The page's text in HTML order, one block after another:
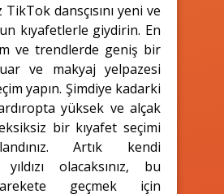
dansçısını yeni ve
kıyafetlerle giydirin. En
ve trendlerde geniş bir
ve makyaj yelpazesi
yapın. Şimdiye kadarki
yüksek ve alçak
bir kıyafet seçimi
Artık kendi
olacaksınız, bu
geçmek için